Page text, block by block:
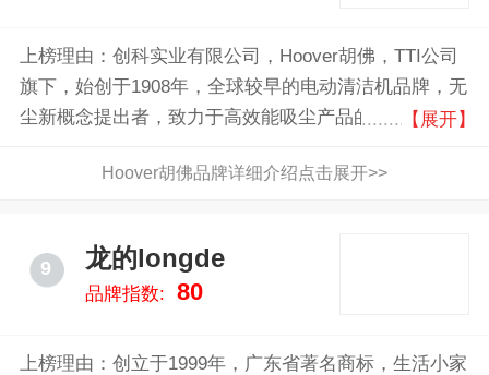
上榜理由：创科实业有限公司，Hoover胡佛，TTI公司
旗下，始创于1908年，全球较早的电动清洁机品牌，无
尘新概念提出者，致力于高效能吸尘产品的研发、设
【展开】
Hoover胡佛品牌详细介绍点击展开>>
9 龙的longde
品牌指数: 80
上榜理由：创立于1999年，广东省著名商标，生活小家